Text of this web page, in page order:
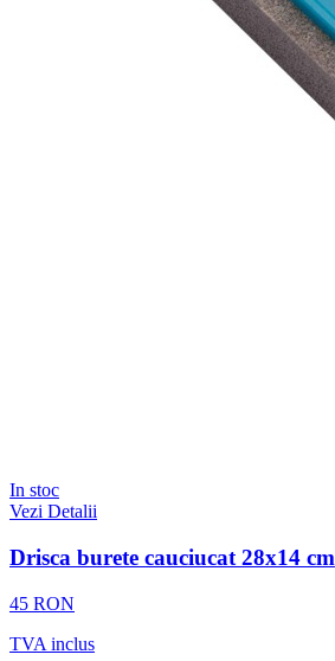
In stoc
Vezi Detalii
Drisca burete cauciucat 28x14 cm
45 RON
TVA inclus